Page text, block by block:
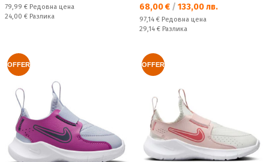
Редовна цена:
79,99 € Редовна цена
Спестявате:
24,00 € Разлика
Текуща цена:
68,00 € / 133,00 лв.
Редовна цена:
97,14 € Редовна цена
Спестявате:
29,14 € Разлика
OFFER OFFER